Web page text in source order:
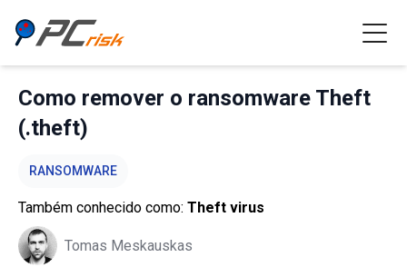
Como remover o ransomware Theft
(.theft)
RANSOMWARE
Também conhecido como: Theft virus
Tomas Meskauskas